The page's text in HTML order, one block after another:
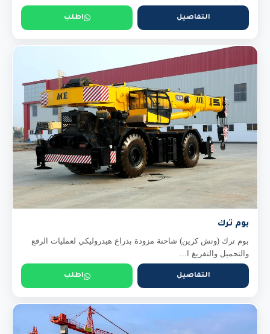
التفاصيل اطلب
بوم ترك
بوم ترك (ونش كرين) شاحنة مزودة بذراع هيدروليكي لعمليات الرفع
والتحميل والتفريغ ا...
التفاصيل اطلب